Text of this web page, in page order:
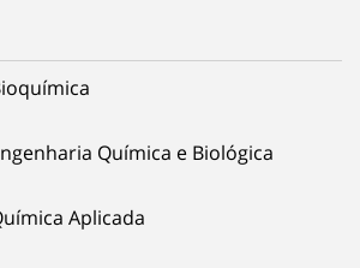
Química e Biológica
Aplicada